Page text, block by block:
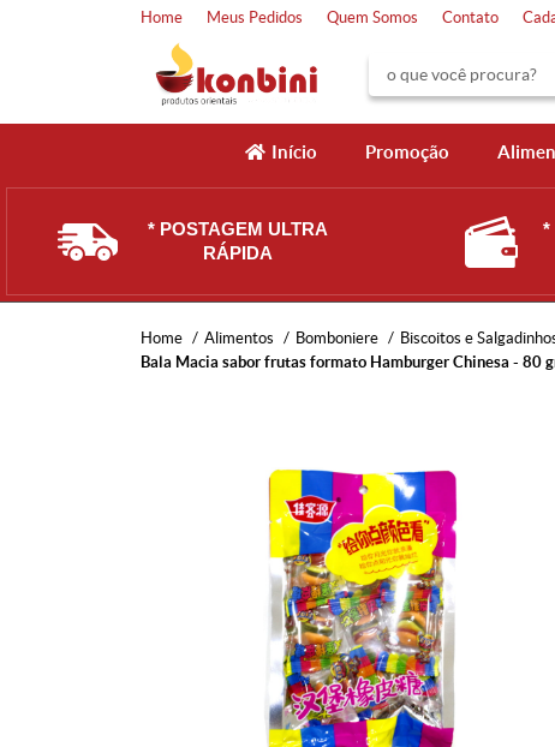
Home Meus Pedidos Quem Somos Contato
Início Promoção
* POSTAGEM ULTRA
RÁPIDA
*
Home Alimentos Bomboniere Biscoitos e
Bala Macia sabor frutas formato Hamburger Chinesa - 80